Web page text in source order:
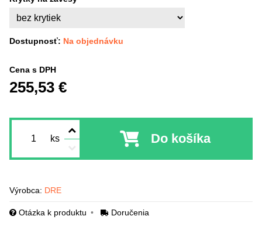
Dostupnosť: Na objednávku
Cena s DPH
255,53 €
ks Do košíka
Výrobca: DRE
Otázka k produktu Doručenia